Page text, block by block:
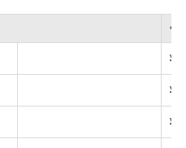
価
¥
¥
¥